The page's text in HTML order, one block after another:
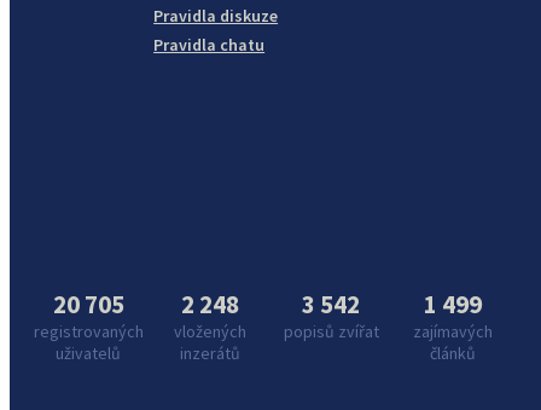
Pravidla diskuze
Pravidla chatu
20 705
registrovaných
uživatelů
2 248
vložených
inzerátů
3 542
popisů zvířat
1 499
zajímavých
článků